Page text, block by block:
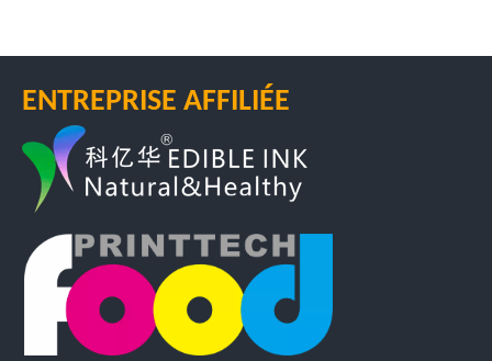
ENTREPRISE AFFILIÉE